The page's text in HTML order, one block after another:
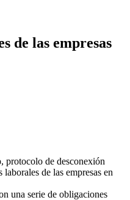
de las empresas
protocolo de desconexión
de las empresas en